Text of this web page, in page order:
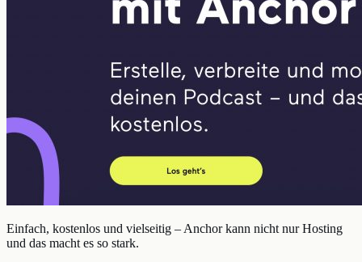
Einfach, kostenlos und vielseitig – Anchor kann nicht nur Hosting
und das macht es so stark.